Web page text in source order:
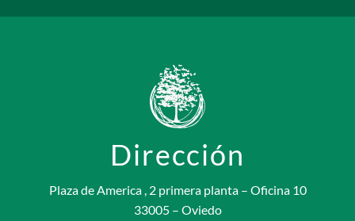
Dirección
Plaza de America , 2 primera planta – Oficina 10
33005 – Oviedo